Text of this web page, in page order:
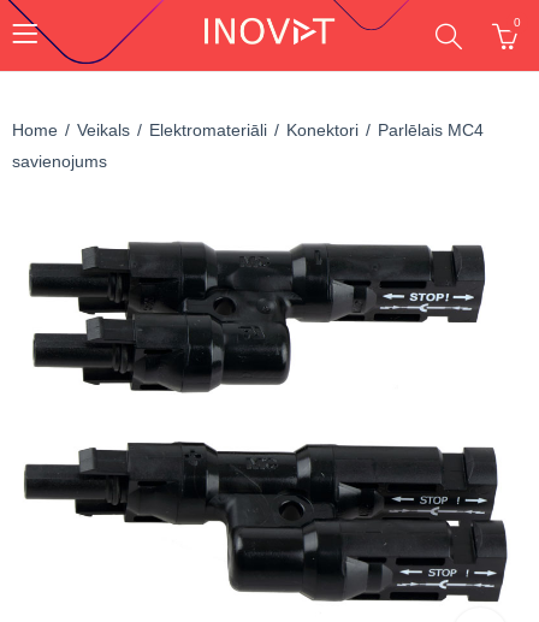
0
Home Veikals Elektromateriāli Konektori
Parlēlais MC4
savienojums